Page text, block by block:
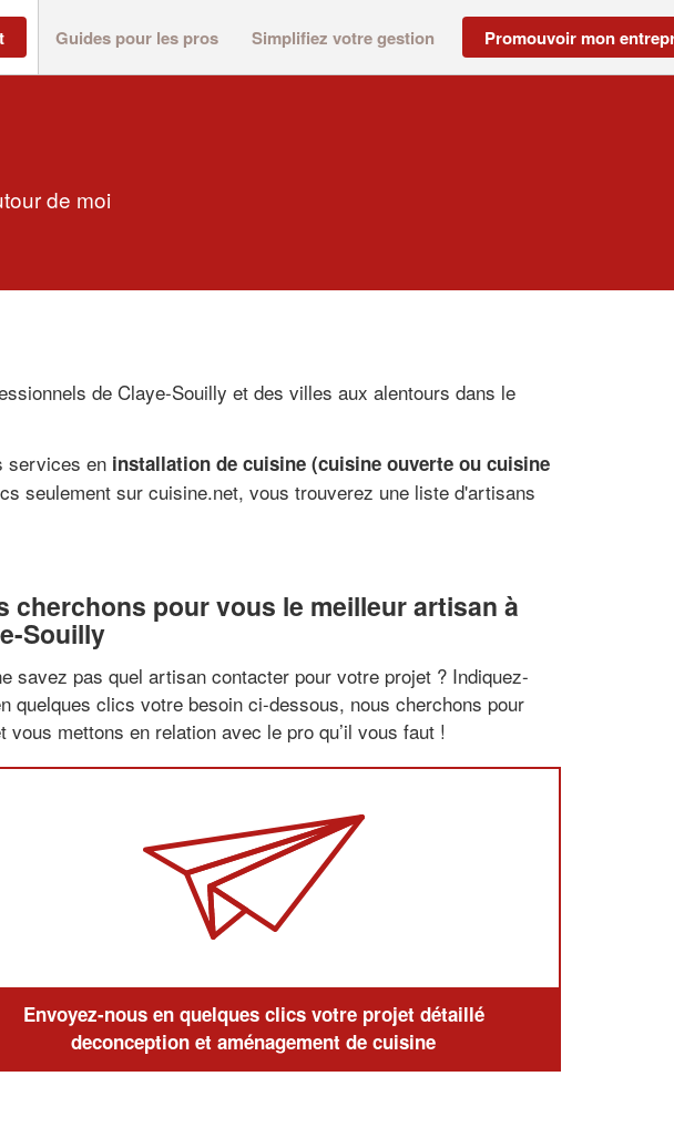
Guides pour les pros Simplifiez votre gestion Promouvoir mon
de moi
de Claye-Souilly et des villes aux alentours dans le
services en installation de cuisine (cuisine ouverte ou cuisine
seulement sur cuisine.net, vous trouverez une liste d'artisans
cherchons pour vous le meilleur artisan à
Souilly
savez pas quel artisan contacter pour votre projet ? Indiquez-
quelques clics votre besoin ci-dessous, nous cherchons pour
vous mettons en relation avec le pro qu’il vous faut !
Envoyez-nous en quelques clics votre projet détaillé
deconception et aménagement de cuisine